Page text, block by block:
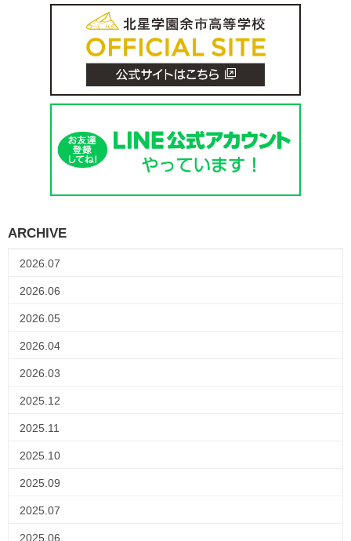
ARCHIVE
2026.07
2026.06
2026.05
2026.04
2026.03
2025.12
2025.11
2025.10
2025.09
2025.07
2025.06